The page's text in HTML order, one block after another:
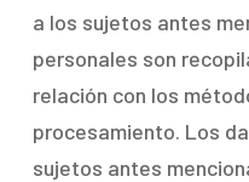
a los sujetos antes
personales son
relación con los
procesamiento. Los
sujetos antes